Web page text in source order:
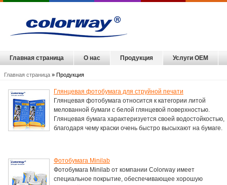
Главная страница О нас Продукция Услуги OEM
Главная страница » Продукция
Глянцевая фотобумага для струйной печати
Глянцевая фотобумага относится к категории литой
мелованной бумаги с белой глянцевой поверхностью.
Глянцевая бумага характеризуется своей водостойкостью,
благодаря чему краски очень быстро высыхают на бумаге.
Фотобумага Minilab
Фотобумага Minilab от компании Colorway имеет
специальное покрытие, обеспечивающее хорошую